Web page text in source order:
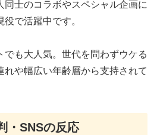
同士のコラボやスペシャル企画に
で活躍中です。
でも大人気。世代を問わずウケる
れや幅広い年齢層から支持されて
・SNSの反応